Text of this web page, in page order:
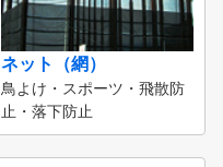
ネット（網）
鳥よけ・スポーツ・飛散防
止・落下防止